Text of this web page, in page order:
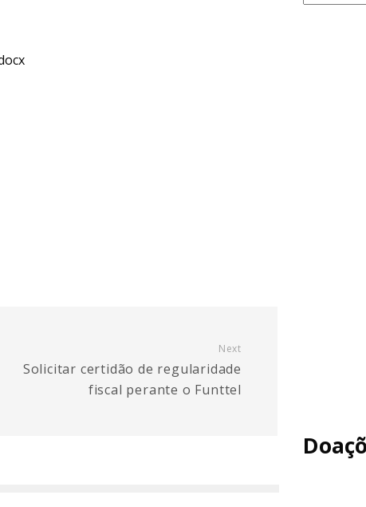
Next
Solicitar certidão de regularidade
fiscal perante o Funttel